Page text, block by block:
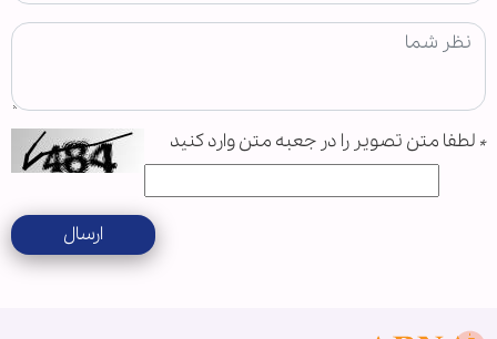
* لطفا متن تصویر را در جعبه متن وارد کنید
ارسال